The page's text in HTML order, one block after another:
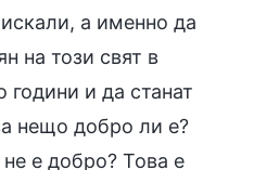
а именно да
на този свят в
и да станат
нещо добро ли е?
е добро? Това е